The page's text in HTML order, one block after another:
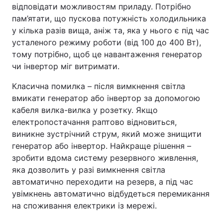
відповідати можливостям приладу. Потрібно
пам’ятати, що пускова потужність холодильника
у кілька разів вища, аніж та, яка у нього є під час
усталеного режиму роботи (від 100 до 400 Вт),
тому потрібно, щоб це навантаження генератор
чи інвертор міг витримати.
Класична помилка – після вимкнення світла
вмикати генератор або інвертор за допомогою
кабеля вилка-вилка у розетку. Якщо
електропостачання раптово відновиться,
виникне зустрічний струм, який може знищити
генератор або інвертор. Найкраще рішення –
зробити вдома систему резервного живлення,
яка дозволить у разі вимкнення світла
автоматично переходити на резерв, а під час
увімкнень автоматично відбудеться перемикання
на споживання електрики із мережі.